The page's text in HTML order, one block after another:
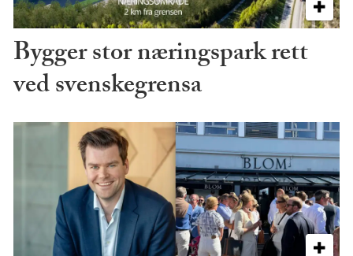
Bygger stor næringspark rett
ved svenskegrensa